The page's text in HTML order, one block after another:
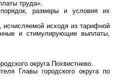
труда».
размеры и условия их
исчисляемой исходя из тарифной
и стимулирующие выплаты,
округа Похвистнево.
Главы городского округа по